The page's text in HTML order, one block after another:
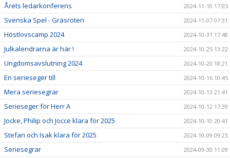
Årets ledarkonferens 2024-11-10 17:05
Svenska Spel - Gräsroten 2024-11-07 07:31
Höstlovscamp 2024 2024-10-31 17:48
Julkalendrarna är här ! 2024-10-25 13:22
Ungdomsavslutning 2024 2024-10-20 18:21
En serieseger till 2024-10-16 10:45
Mera seriesegrar 2024-10-13 21:41
Serieseger för Herr A 2024-10-12 17:39
Jocke, Philip och Jocce klara för 2025 2024-10-10 20:41
Stefan och Isak klara för 2025 2024-10-09 09:23
Seriesegrar 2024-09-30 11:09